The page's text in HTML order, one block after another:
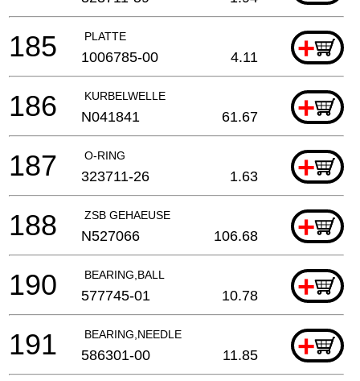
PLATTE +
185 1006785-00 4.11
KURBELWELLE +
186 N041841 61.67
O-RING +
187 323711-26 1.63
ZSB GEHAEUSE +
188 N527066 106.68
BEARING,BALL +
190 577745-01 10.78
BEARING,NEEDLE +
191 586301-00 11.85